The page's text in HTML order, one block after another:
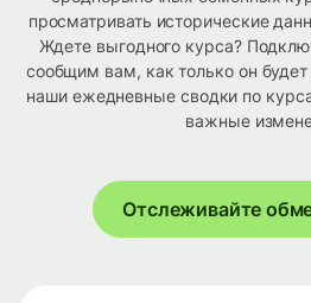
просматривать исторические
Ждете выгодного курса?
сообщим вам, как только он будет
наши ежедневные сводки по
важные
Отслеживайте